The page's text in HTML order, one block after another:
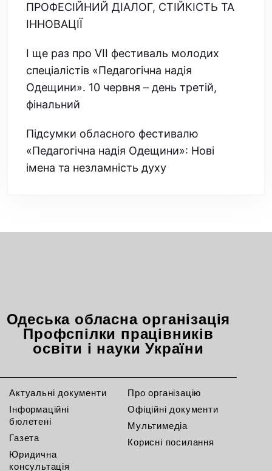
ПРОФЕСІЙНИЙ ДІАЛОГ, СТІЙКІСТЬ ТА
ІННОВАЦІЇ
І ще раз про VІІ фестиваль молодих
спеціалістів «Педагогічна надія
Одещини». 10 червня – день третій,
фінальний
Підсумки обласного фестивалю
«Педагогічна надія Одещини»: Нові
імена та незламність духу
Одеська обласна організація
Профспілки працівників
освіти і науки України
Актуальні документи
Інформаційні
бюлетені
Газета
Юридична
консультація
Про організацію
Офіційні документи
Мультимедіа
Корисні посилання